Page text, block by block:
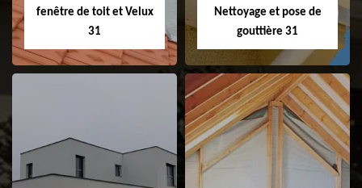
fenêtre de toit et Velux
31
Pose et
changement de
Nettoyage et pose de
gouttière 31
Nettoyage et pose